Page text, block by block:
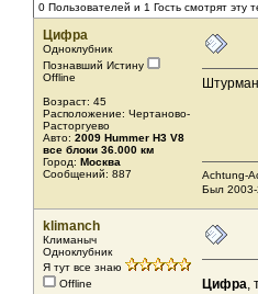
0 Пользователей и 1 Гость смотрят эту
Цифра
Одноклубник
Познавший Истину
Offline
Возраст: 45
Расположение: Чертаново-
Расторгуево
Авто: 2009 Hummer H3 V8
все блоки 36.000 км
Город: Москва
Сообщений: 887
Achtung-
Был 2003-
klimanch
Климаныч
Одноклубник
Я тут все знаю
Offline
Цифра,